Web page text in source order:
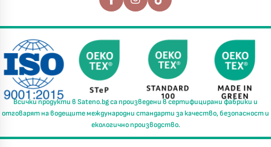
Последвайте ни
Всички продукти в Sateno.bgса произведени всертифицирани фабрики и
отговарят на водещите международни стандарти закачество, безопасност и
екологично производство.